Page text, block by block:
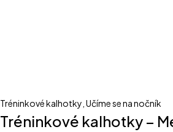
Tréninkové kalhotky Učíme se na nočník
Tréninkové kalhotky –